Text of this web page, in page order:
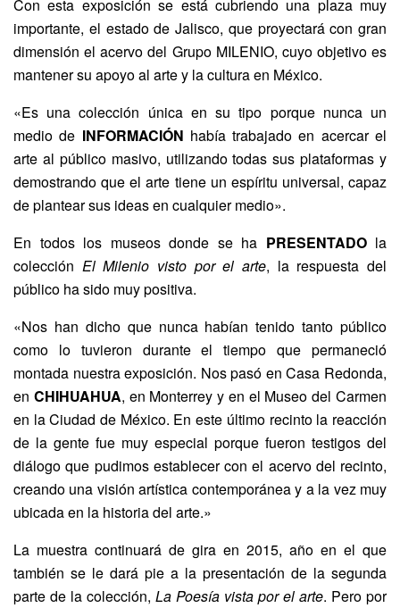
Con esta exposición se está cubriendo una plaza muy
importante, el estado de Jalisco, que proyectará con gran
dimensión el acervo del Grupo MILENIO, cuyo objetivo es
mantener su apoyo al arte y la cultura en México.
«Es una colección única en su tipo porque nunca un
medio de INFORMACIÓN había trabajado en acercar el
arte al público masivo, utilizando todas sus plataformas y
demostrando que el arte tiene un espíritu universal, capaz
de plantear sus ideas en cualquier medio».
En todos los museos donde se ha PRESENTADOla
colección El Milenio visto por el arte, la respuesta del
público ha sido muy positiva.
«Nos han dicho que nunca habían tenido tanto público
como lo tuvieron durante el tiempo que permaneció
montada nuestra exposición. Nos pasó en Casa Redonda,
en CHIHUAHUA, en Monterrey y en el Museo del Carmen
en la Ciudad de México. En este último recinto la reacción
de la gente fue muy especial porque fueron testigos del
diálogo que pudimos establecer con el acervo del recinto,
creando una visión artística contemporánea y a la vez muy
ubicada en la historia del arte.»
La muestra continuará de gira en 2015, año en el que
también se le dará pie a la presentación de la segunda
parte de la colección, La Poesía vista por el arte. Pero por